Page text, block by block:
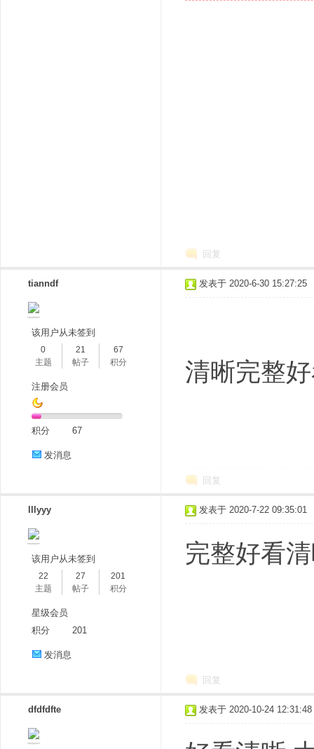
回复
tianndf
该用户从未签到
0
主题
21
帖子
67
积分
注册会员
积分 67
发消息
发表于 2020-6-30 15:27:25
清晰完整
回复
lllyyy
该用户从未签到
22
主题
27
帖子
201
积分
星级会员
积分
201
发消息
发表于 2020-7-22 09:35:01
完整好看
回复
dfdfdfte 发表于 2020-10-24 12:31:48